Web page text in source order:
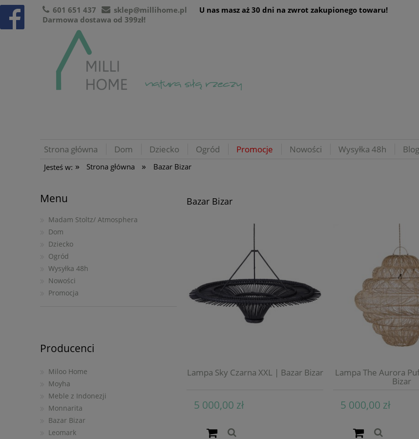
601 651 437
sklep@millihome.pl
Darmowa dostawa od 399zł!
U nas masz aż 30 dni na zwrot zakupionego towaru!
Strona główna Dom Dziecko Ogród Promocje Nowości Wysyłka 48h Blog
Jesteś w: » Strona główna » Bazar Bizar
Menu
Madam Stoltz/ Atmosphera
Dom
Dziecko
Ogród
Wysyłka 48h
Nowości
Promocja
Producenci
Miloo Home
Moyha
Meble z Indonezji
Monnarita
Bazar Bizar
Leomark
Bazar Bizar
Lampa Sky Czarna XXL | Bazar Bizar
5 000,00 zł
Lampa The Aurora
Bizar
5 000,00 zł